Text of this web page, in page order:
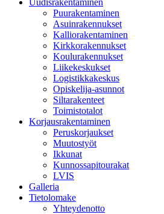
Puurakentaminen
Asuinrakennukset
Kalliorakentaminen
Kirkkorakennukset
Koulurakennukset
Liikekeskukset
Logistikkakeskus
Opiskelija-asunnot
Siltarakenteet
Toimistotalot
Korjausrakentaminen
Peruskorjaukset
Muutostyöt
Ikkunat
Kunnossapitourakat
LVIS
Galleria
Tietolomake
Yhteydenotto